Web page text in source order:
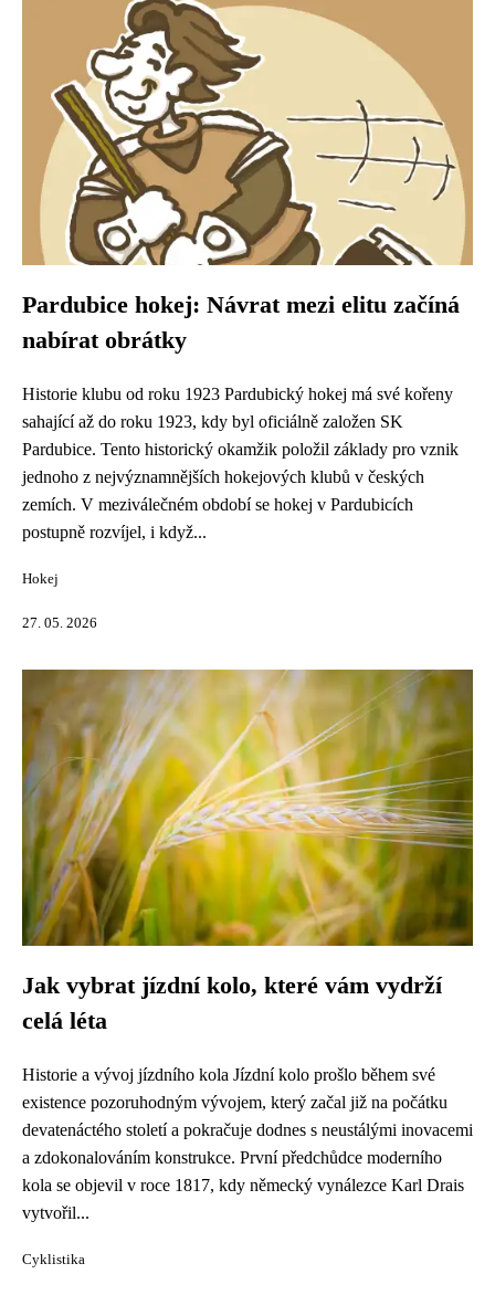
Pardubice hokej: Návrat mezi elitu začíná
nabírat obrátky
Historie klubu od roku 1923 Pardubický hokej má své kořeny
sahající až do roku 1923, kdy byl oficiálně založen SK
Pardubice. Tento historický okamžik položil základy pro vznik
jednoho z nejvýznamnějších hokejových klubů v českých
zemích. V meziválečném období se hokej v Pardubicích
postupně rozvíjel, i když...
Hokej
27. 05. 2026
Jak vybrat jízdní kolo, které vám vydrží
celá léta
Historie a vývoj jízdního kola Jízdní kolo prošlo během své
existence pozoruhodným vývojem, který začal již na počátku
devatenáctého století a pokračuje dodnes s neustálými inovacemi
a zdokonalováním konstrukce. První předchůdce moderního
kola se objevil v roce 1817, kdy německý vynálezce Karl Drais
vytvořil...
Cyklistika